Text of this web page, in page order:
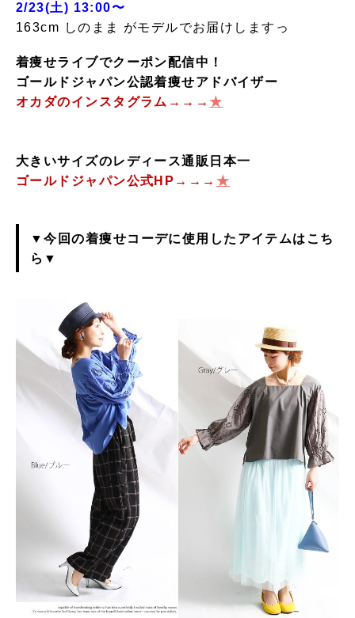
2/23(土) 13:00〜
163cm しのまま がモデルでお届けしますっ
着痩せライブでクーポン配信中！
ゴールドジャパン公認着痩せアドバイザー
オカダのインスタグラム→→→★
大きいサイズのレディース通販日本一
ゴールドジャパン公式HP→→→ ★
▼今回の着痩せコーデに使用したアイテムはこち
ら▼